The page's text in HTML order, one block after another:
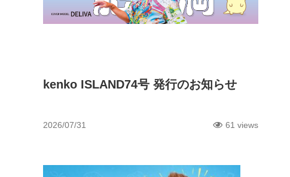
kenko ISLAND74号 発行のお知らせ
2026/07/31 61 views